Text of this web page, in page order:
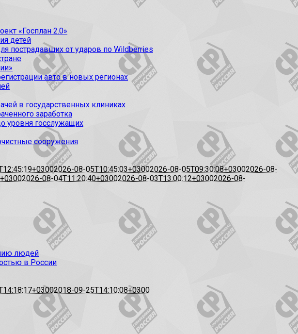
«Госплан 2.0»
детей
пострадавших от ударов по Wildberries
авто в новых регионах
в государственных клиниках
заработка
уровня госслужащих
сооружения
2026-08-05T10:45:03+03002026-08-05T09:30:08+03002026-08-
2026-08-04T11:20:40+03002026-08-03T13:00:12+03002026-08-
людей
в России
2018-09-25T14:10:08+0300